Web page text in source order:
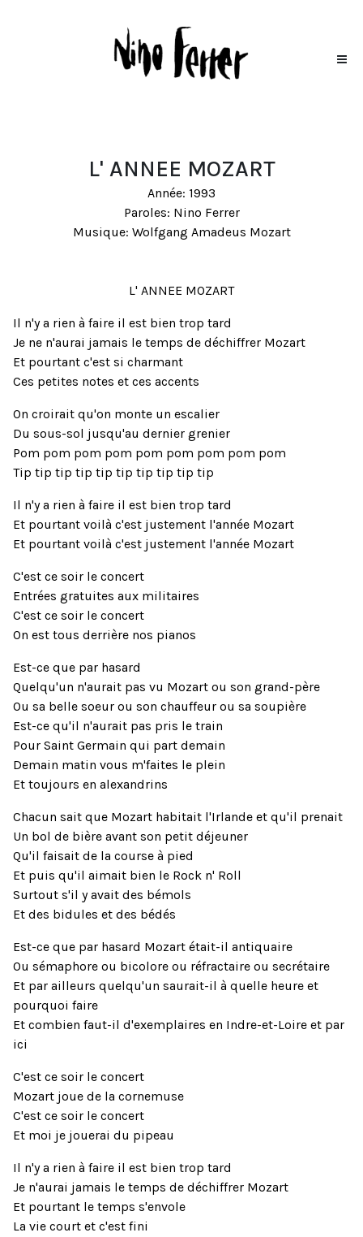
L' ANNEE MOZART
Année: 1993
Paroles: Nino Ferrer
Musique: Wolfgang Amadeus Mozart
L' ANNEE MOZART
Il n'y a rien à faire il est bien trop tard
Je ne n'aurai jamais le temps de déchiffrer Mozart
Et pourtant c'est si charmant
Ces petites notes et ces accents
On croirait qu'on monte un escalier
Du sous-sol jusqu'au dernier grenier
Pom pom pom pom pom pom pom pom pom
Tip tip tip tip tip tip tip tip tip tip
Il n'y a rien à faire il est bien trop tard
Et pourtant voilà c'est justement l'année Mozart
Et pourtant voilà c'est justement l'année Mozart
C'est ce soir le concert
Entrées gratuites aux militaires
C'est ce soir le concert
On est tous derrière nos pianos
Est-ce que par hasard
Quelqu'un n'aurait pas vu Mozart ou son grand-père
Ou sa belle soeur ou son chauffeur ou sa soupière
Est-ce qu'il n'aurait pas pris le train
Pour Saint Germain qui part demain
Demain matin vous m'faites le plein
Et toujours en alexandrins
Chacun sait que Mozart habitait l'Irlande et qu'il prenait
Un bol de bière avant son petit déjeuner
Qu'il faisait de la course à pied
Et puis qu'il aimait bien le Rock n' Roll
Surtout s'il y avait des bémols
Et des bidules et des bédés
Est-ce que par hasard Mozart était-il antiquaire
Ou sémaphore ou bicolore ou réfractaire ou secrétaire
Et par ailleurs quelqu'un saurait-il à quelle heure et
pourquoi faire
Et combien faut-il d'exemplaires en Indre-et-Loire et par
ici
C'est ce soir le concert
Mozart joue de la cornemuse
C'est ce soir le concert
Et moi je jouerai du pipeau
Il n'y a rien à faire il est bien trop tard
Je n'aurai jamais le temps de déchiffrer Mozart
Et pourtant le temps s'envole
La vie court et c'est fini